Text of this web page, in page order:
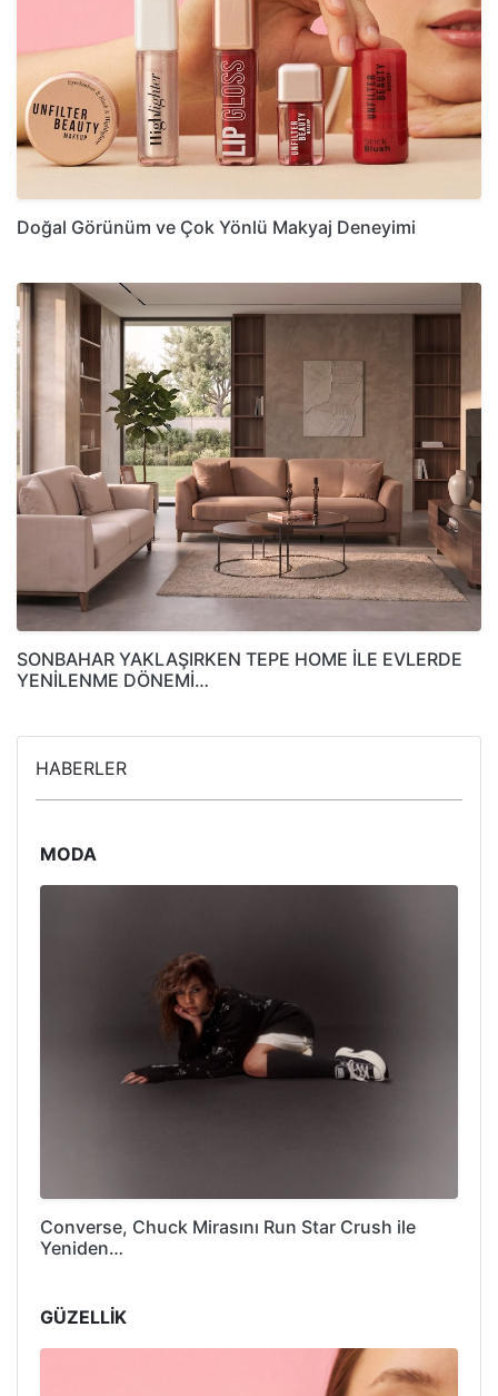
Doğal Görünüm ve Çok Yönlü Makyaj Deneyimi
SONBAHAR YAKLAŞIRKEN TEPE HOME İLE EVLERDE
YENİLENME DÖNEMİ…
HABERLER
MODA
Converse, Chuck Mirasını Run Star Crush ile
Yeniden…
GÜZELLİK